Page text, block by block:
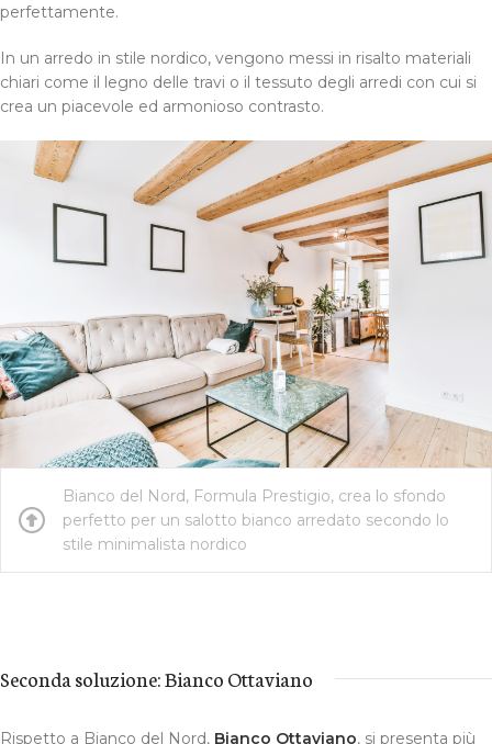
perfettamente.
In un arredo in stile nordico, vengono messi in risalto materiali
chiari come il legno delle travi o il tessuto degli arredi con cui si
crea un piacevole ed armonioso contrasto.
Bianco del Nord, Formula Prestigio, crea lo sfondo
perfetto per un salotto bianco arredato secondo lo
stile minimalista nordico
Seconda soluzione: Bianco Ottaviano
Rispetto a Bianco del Nord, Bianco Ottaviano, si presenta più